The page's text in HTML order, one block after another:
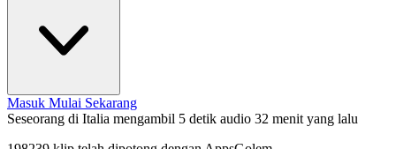
Masuk Mulai Sekarang
Seseorang di Italia mengambil 5 detik audio 32 menit yang lalu